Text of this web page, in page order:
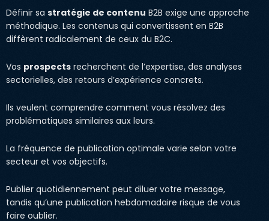
Définir sa stratégie de contenu B2B exige une approche
méthodique. Les contenus qui convertissent en B2B
diffèrent radicalement de ceux du B2C.
Vos prospects recherchent de l’expertise, des analyses
sectorielles, des retours d’expérience concrets.
Ils veulent comprendre comment vous résolvez des
problématiques similaires aux leurs.
La fréquence de publication optimale varie selon votre
secteur et vos objectifs.
Publier quotidiennement peut diluer votre message,
tandis qu’une publication hebdomadaire risque de vous
faire oublier.